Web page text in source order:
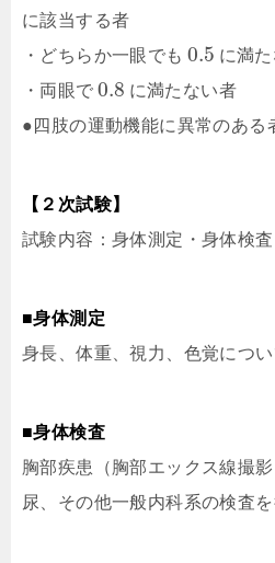
に該当する者
・どちらか一眼でも 0.5 に満
・両眼で 0.8 に満たない者
●四肢の運動機能に異常のある
【２次試験】
試験内容：身体測定・身体検査
■身体測定
身長、体重、視力、色覚につ
■身体検査
胸部疾患（胸部エックス線撮
尿、その他一般内科系の検査を